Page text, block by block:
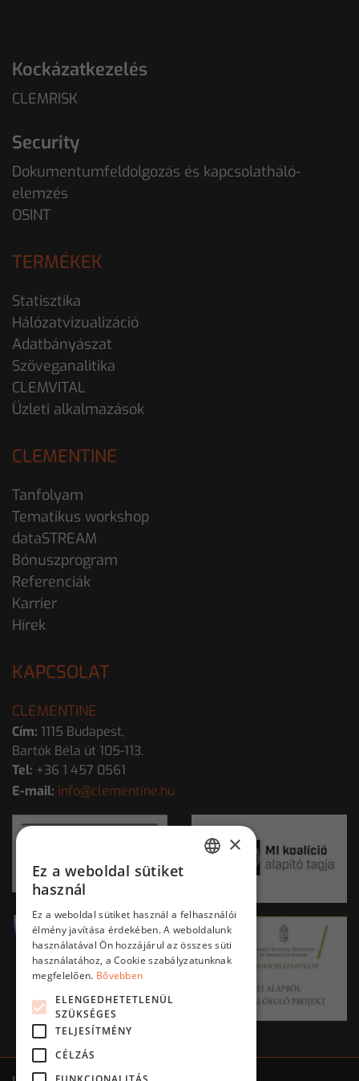
Kockázatkezelés
CLEMRISK
Security
Dokumentumfeldolgozás és kapcsolatháló-
elemzés
OSINT
TERMÉKEK
Statisztika
Hálózatvizualizáció
Adatbányászat
Szöveganalitika
CLEMVITAL
Üzleti alkalmazások
CLEMENTINE
Tanfolyam
Tematikus workshop
dataSTREAM
Bónuszprogram
Referenciák
Karrier
Hírek
KAPCSOLAT
CLEMENTINE
Cím: 1115 Budapest,
Bartók Béla út 105-113.
Tel: +36 1 457 0561
E-mail: info@clementine.hu
×
Ez a weboldal sütiket
használ
Ez a weboldal sütiket használ a felhasználói
élmény javítása érdekében. A weboldalunk
használatával Ön hozzájárul az összes süti
használatához, a Cookie szabályzatunknak
megfelelően. Bővebben
ELENGEDHETETLENÜL
SZÜKSÉGES
TELJESÍTMÉNY
CÉLZÁS